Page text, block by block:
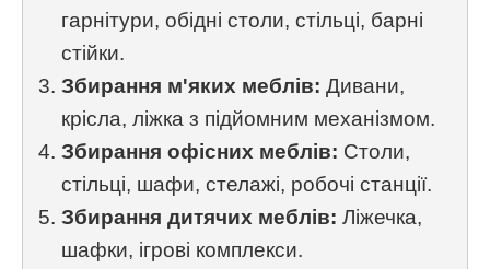
гарнітури, обідні столи, стільці, барні
стійки.
Збирання м'яких меблів: Дивани,
крісла, ліжка з підйомним механізмом.
Збирання офісних меблів: Столи,
стільці, шафи, стелажі, робочі станції.
Збирання дитячих меблів: Ліжечка,
шафки, ігрові комплекси.